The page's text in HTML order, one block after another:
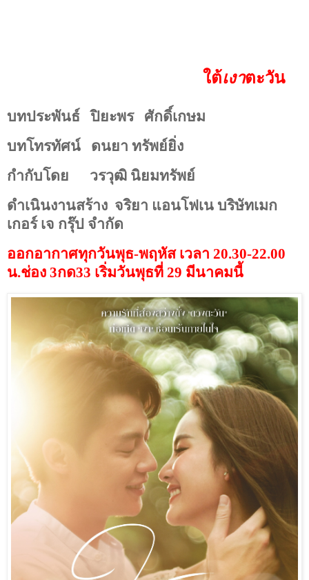
ใต้เงาตะวัน
บทประพันธ์ ปิยะพร
ศักดิ์เกษม
บทโทรทัศน์
ดนยา ทรัพย์ยิ่ง
กำกับโดย
วรวุฒิ นิยมทรัพย์
ดำเนินงานสร้าง จริยา แอนโฟเน บริษัทเมก
เกอร์ เจ กรุ๊ป จำกัด
ออกอากาศทุกวันพุธ-พฤหัส เวลา 20.30-22.00
น.ช่อง 3กด33 เริ่มวันพุธที่ 29 มีนาคมนี้